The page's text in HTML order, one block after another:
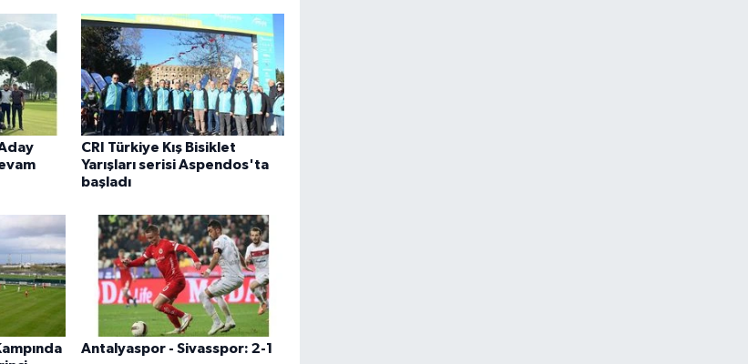
CRI Türkiye Kış Bisiklet
Yarışları serisi Aspendos'ta
başladı
Antalyaspor - Sivasspor: 2-1